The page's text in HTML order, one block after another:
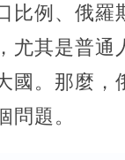
比例、俄羅
尤其是普通
國。那麼，
問題。